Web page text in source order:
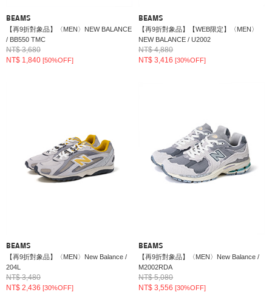
BEAMS
【再9折對象品】〈MEN〉NEW BALANCE
/ BB550 TMC
NT$ 3,680
NT$ 1,840 [50%OFF]
BEAMS
【再9折對象品】【WEB限定】〈MEN〉
NEW BALANCE / U2002
NT$ 4,880
NT$ 3,416[30%OFF]
BEAMS
【再9折對象品】〈MEN〉New Balance /
204L
NT$ 3,480
NT$ 2,436 [30%OFF]
BEAMS
【再9折對象品】〈MEN〉New Balance /
M2002RDA
NT$ 5,080
NT$ 3,556[30%OFF]